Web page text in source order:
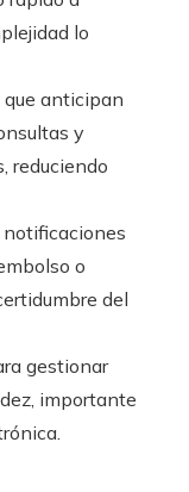
lo
que anticipan
y
reduciendo
notificaciones
o
del
gestionar
importante